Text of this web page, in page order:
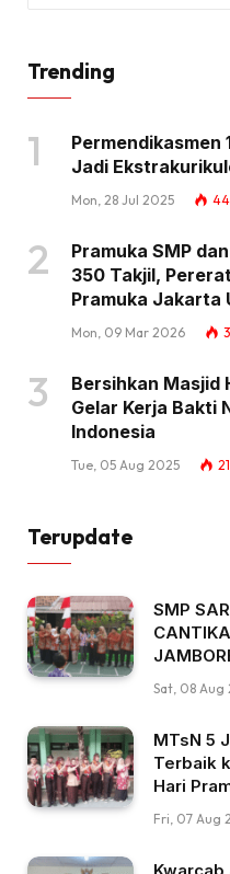
Trending
Permendikasmen
Jadi
Mon, 28 Jul 2025
Pramuka SMP
350 Takjil,
Pramuka Jakarta
Mon, 09 Mar 2026
Bersihkan Masjid
Gelar Kerja Bakti
Indonesia
Tue, 05 Aug 2025
Terupdate
SMP
Sat, 08 Aug
MTsN 5
Terbaik
Hari
Fri, 07 Aug